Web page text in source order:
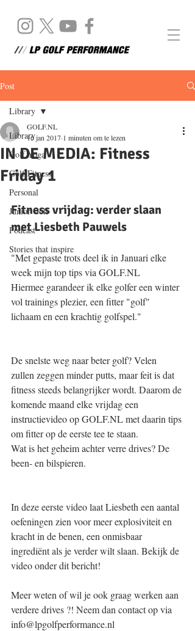
Post
Library
Golf Yoga
Golf Fitness
Personal
Junior Golf
Podcast
Stories that inspire
Library
IN DE MEDIA: Fitness
Friday 1
GOLF.NL
16 jan 2017 1 minuten om te lezen
Fitness vrijdag: verder slaan
met Liesbeth Pauwels
"Met gepaste trots deel ik in Januari elke
week mijn top tips via GOLF.NL
Hiermee garandeer ik elke golfer een winter
vol trainings plezier, een fitter "golf"
lichaam en een krachtig golfspel."
De snelste weg naar beter golf? Velen
zullen zeggen minder putts, maar feit is dat
fitness steeds belangrijker wordt. Daarom de
komende maand elke vrijdag een
instructievideo op GOLF.NL met daarin tips
om fitter op de eerste tee te staan.
Wat is het geheim achter verre drives? De
been- en bilspieren.
In deze eerste video laat Liesbeth een aantal
oefeningen zien voor meer explosiviteit en
kracht in de benen, een onmisbaar
ingrediënt als je verder wilt slaan. Bekijk de
video onder dit bericht!
Meer weten of wil je ook graag werken aan
verdere drives ?! Neem dan contact op via
info@lpgolfperformance.nl